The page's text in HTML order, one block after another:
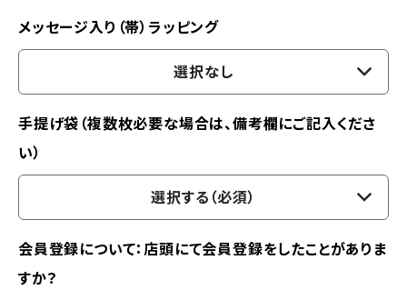
メッセージ入り（帯）ラッピング
選択なし
手提げ袋（複数枚必要な場合は、備考欄にご記入くださ
い）
選択する（必須）
会員登録について：店頭にて会員登録をしたことがありま
すか？